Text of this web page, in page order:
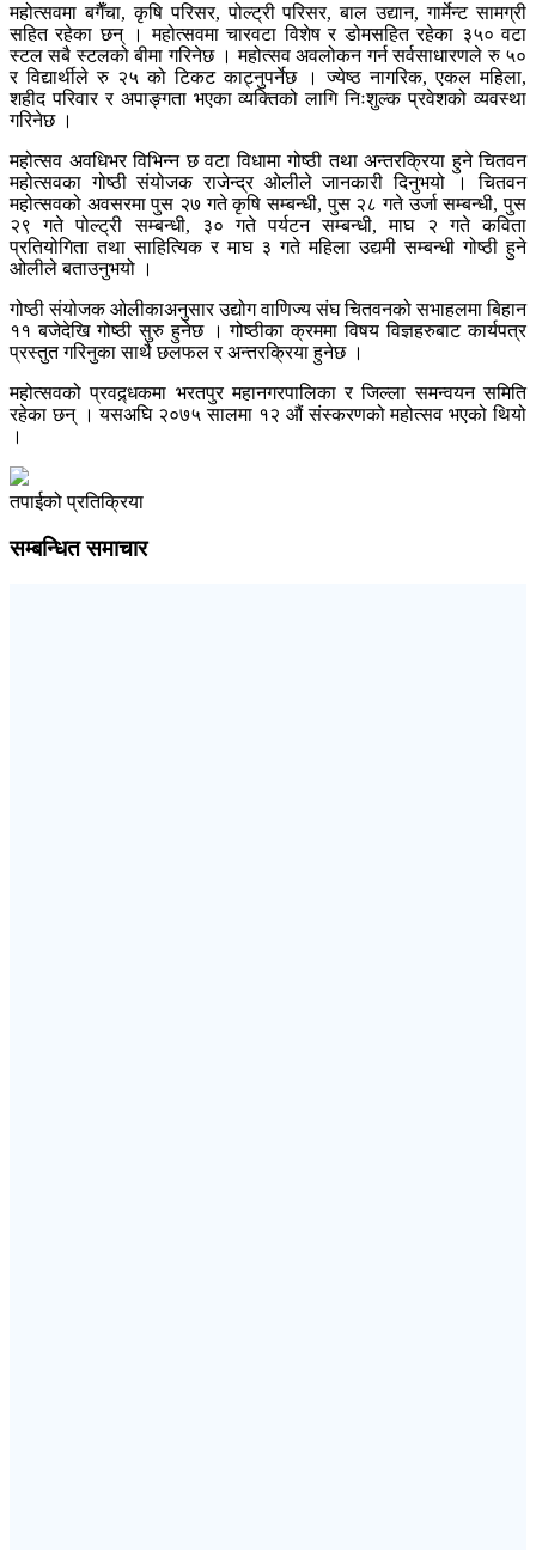
महोत्सवमा बगैँचा, कृषि परिसर, पोल्ट्री परिसर, बाल उद्यान, गार्मेन्ट सामग्री
सहित रहेका छन् । महोत्सवमा चारवटा विशेष र डोमसहित रहेका ३५० वटा
स्टल सबै स्टलको बीमा गरिनेछ । महोत्सव अवलोकन गर्न सर्वसाधारणले रु ५०
र विद्यार्थीले रु २५ को टिकट काट्नुपर्नेछ । ज्येष्ठ नागरिक, एकल महिला,
शहीद परिवार र अपाङ्गता भएका व्यक्तिको लागि निःशुल्क प्रवेशको व्यवस्था
गरिनेछ ।
महोत्सव अवधिभर विभिन्न छ वटा विधामा गोष्ठी तथा अन्तरक्रिया हुने चितवन
महोत्सवका गोष्ठी संयोजक राजेन्द्र ओलीले जानकारी दिनुभयो । चितवन
महोत्सवको अवसरमा पुस २७ गते कृषि सम्बन्धी, पुस २८ गते उर्जा सम्बन्धी, पुस
२९ गते पोल्ट्री सम्बन्धी, ३० गते पर्यटन सम्बन्धी, माघ २ गते कविता
प्रतियोगिता तथा साहित्यिक र माघ ३ गते महिला उद्यमी सम्बन्धी गोष्ठी हुने
ओलीले बताउनुभयो ।
गोष्ठी संयोजक ओलीकाअनुसार उद्योग वाणिज्य संघ चितवनको सभाहलमा बिहान
११ बजेदेखि गोष्ठी सुरु हुनेछ । गोष्ठीका क्रममा विषय विज्ञहरुबाट कार्यपत्र
प्रस्तुत गरिनुका साथै छलफल र अन्तरक्रिया हुनेछ ।
महोत्सवको प्रवद्र्धकमा भरतपुर महानगरपालिका र जिल्ला समन्वयन समिति
रहेका छन् । यसअघि २०७५ सालमा १२ औं संस्करणको महोत्सव भएको थियो
।
तपाईको प्रतिक्रिया
सम्बन्धित समाचार